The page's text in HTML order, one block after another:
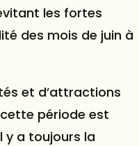
les fortes
des mois de juin à
et d’attractions
période est
y a toujours la